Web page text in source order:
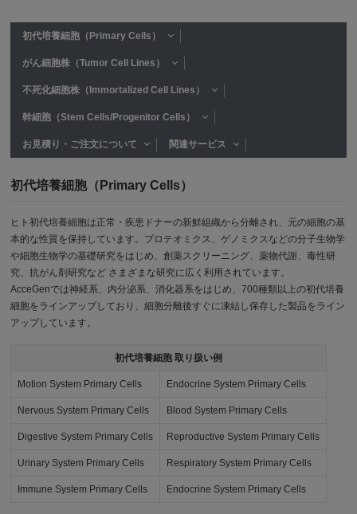
初代培養細胞（Primary Cells）
がん細胞株（Tumor Cell Lines）
不死化細胞株（Immortalized Cell Lines）
幹細胞（Stem Cells/Progenitor Cells）
お見積り・ご注文について 関連サービス
初代培養細胞（Primary Cells）
ヒト初代培養細胞は正常・疾患ドナーの新鮮組織から分離され、元の細胞の基
本的な性質を保持しています。プロテオミクス、ゲノミクスなどの分子生物学
や細胞生物学の基礎研究をはじめ、創薬スクリーニング、薬物代謝、毒性研
究、抗がん剤研究など さまざまな研究に広く利用されています。
AcceGenでは神経系、内分泌系、消化器系をはじめ、700種類以上の初代培養
細胞をラインアップしており、細胞分離後すぐに凍結し保存した製品をライン
アップしています。
初代培養細胞 取り扱い例
Motion System Primary Cells Endocrine System Primary Cells
Nervous System Primary Cells Blood System Primary Cells
Digestive System Primary Cells Reproductive System Primary Cells
Urinary System Primary Cells Respiratory System Primary Cells
Immune System Primary Cells Endocrine System Primary Cells